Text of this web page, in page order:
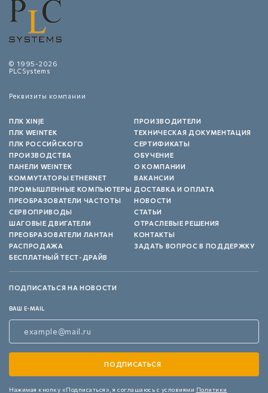
© 1995-2026
PLCSystems
Реквизиты компании
ПЛК XINJE
ПЛК WEINTEK
ПЛК РОССИЙСКОГО
ПРОИЗВОДСТВА
ПАНЕЛИ WEINTEK
КОММУТАТОРЫ ETHERNET
ПРОМЫШЛЕННЫЕ КОМПЬЮТЕРЫ
ПРЕОБРАЗОВАТЕЛИ ЧАСТОТЫ
СЕРВОПРИВОДЫ
ШАГОВЫЕ ДВИГАТЕЛИ
ПРЕОБРАЗОВАТЕЛИ ЛАНТАН
РАСПРОДАЖА
БЕСПЛАТНЫЙ ТЕСТ-ДРАЙВ
ПРОИЗВОДИТЕЛИ
ТЕХНИЧЕСКАЯ ДОКУМЕНТАЦИЯ
СЕРТИФИКАТЫ
ОБУЧЕНИЕ
О КОМПАНИИ
ВАКАНСИИ
ДОСТАВКА И ОПЛАТА
НОВОСТИ
СТАТЬИ
ОТРАСЛЕВЫЕ РЕШЕНИЯ
КОНТАКТЫ
ЗАДАТЬ ВОПРОС В ПОДДЕРЖКУ
ПОДПИСАТЬСЯ НА НОВОСТИ
ВАШ E-MAIL
Нажимая кнопку «Подписаться», я соглашаюсь с условиями Политики